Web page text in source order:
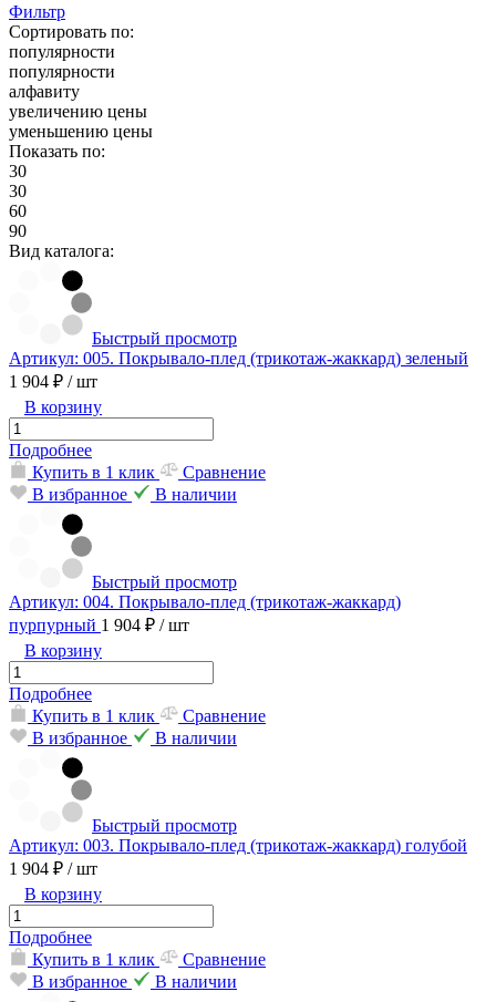
Фильтр
Сортировать по:
популярности
популярности
алфавиту
увеличению цены
уменьшению цены
Показать по:
30
30
60
90
Вид каталога:
Быстрый просмотр
Артикул: 005. Покрывало-плед (трикотаж-жаккард) зеленый
1 904 ₽ / шт
В корзину
Подробнее
Купить в 1 клик
Сравнение
В избранное
В наличии
Быстрый просмотр
Артикул: 004. Покрывало-плед (трикотаж-жаккард)
пурпурный 1 904 ₽ / шт
В корзину
Подробнее
Купить в 1 клик
Сравнение
В избранное
В наличии
Быстрый просмотр
Артикул: 003. Покрывало-плед (трикотаж-жаккард) голубой
1 904 ₽ / шт
В корзину
Подробнее
Купить в 1 клик
Сравнение
В избранное
В наличии